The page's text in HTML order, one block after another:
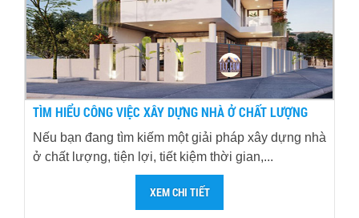
TÌM HIỂU CÔNG VIỆC XÂY DỰNG NHÀ Ở CHẤT LƯỢNG
Nếu bạn đang tìm kiếm một giải pháp xây dựng nhà
ở chất lượng, tiện lợi, tiết kiệm thời gian,...
XEM CHI TIẾT